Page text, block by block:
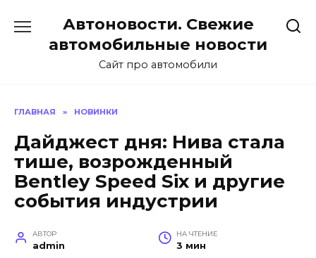
содержанию
Автоновости. Свежие
автомобильные новости
Сайт про автомобили
ГЛАВНАЯ » НОВИНКИ
Дайджест дня: Нива стала
тише, возрожденный
Bentley Speed Six и другие
события индустрии
АВТОР
admin
НА ЧТЕНИЕ
3 мин